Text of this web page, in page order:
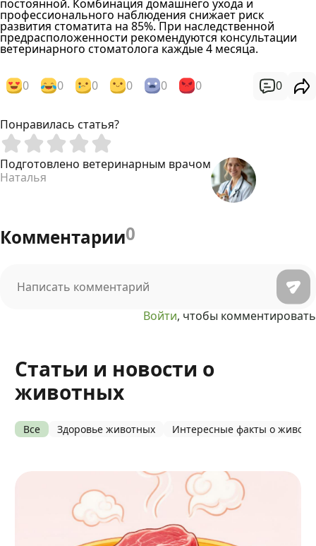
постоянной. Комбинация домашнего ухода и
профессионального наблюдения снижает риск
развития стоматита на 85%. При наследственной
предрасположенности рекомендуются консультации
ветеринарного стоматолога каждые 4 месяца.
0 0 0 0 0 0 0
Понравилась статья?
Подготовлено ветеринарным врачом
Наталья
Комментарии0
Войти, чтобы комментировать
Статьи и новости о
животных
Все Здоровье животных Интересные факты о